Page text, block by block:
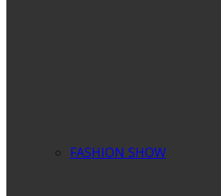
FASHION SHOW